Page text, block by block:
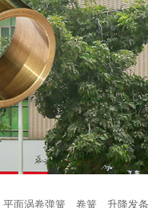
平面涡卷弹簧 卷簧 升降发条